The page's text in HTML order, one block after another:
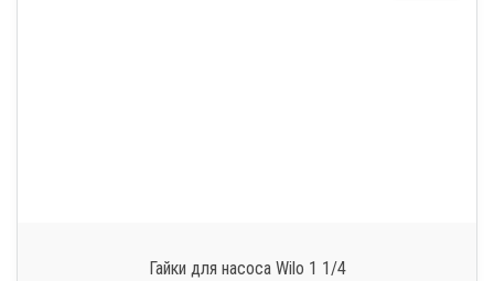
Гайки для насоса Wilo 1 1/4